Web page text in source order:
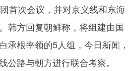
首次会议，并对京义线和东海
韩方回复朝鲜称，将组建由国
承根率领的5人组，今日新闻，
公路与朝方进行联合考察。